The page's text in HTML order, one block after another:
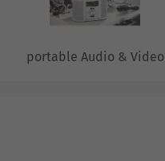
portable Audio & Video